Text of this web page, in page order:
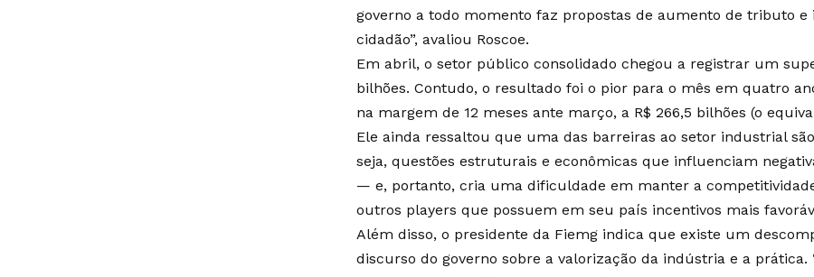
governo a todo momento faz propostas de aumento de tributo e
cidadão”, avaliou Roscoe.
Em abril, o setor público consolidado chegou a registrar um
bilhões. Contudo, o resultado foi o pior para o mês em quatro
na margem de 12 meses ante março, a R$ 266,5 bilhões (o
Ele ainda ressaltou que uma das barreiras ao setor industrial
seja, questões estruturais e econômicas que influenciam
— e, portanto, cria uma dificuldade em manter a
outros players que possuem em seu país incentivos mais
Além disso, o presidente da Fiemg indica que existe um
discurso do governo sobre a valorização da indústria e a prática.